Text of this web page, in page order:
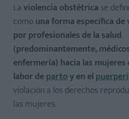
La violencia obstétrica se
comouna forma específica
por profesionales de la salud
(predominantemente,
enfermería) hacia las mujeres
labor departoy en el
violación a los derechos
las mujeres.